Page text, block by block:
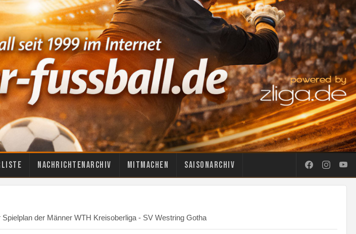
Nachrichtenarchiv Mitmachen Saisonarchiv
Spielplan der Männer WTH Kreisoberliga - SV Westring Gotha